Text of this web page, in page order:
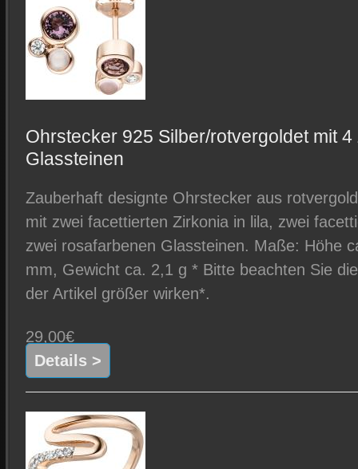
Ohrstecker 925 Silber/rotvergoldet mit
Glassteinen
Zauberhaft designte Ohrstecker aus
mit zwei facettierten Zirkonia in lila, zwei
zwei rosafarbenen Glassteinen. Maße: Höhe
mm, Gewicht ca. 2,1 g * Bitte beachten Sie
der Artikel größer wirken*.
29,00€
Details >